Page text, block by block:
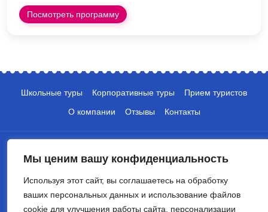
Мы ценим вашу конфиденциальность
Используя этот сайт, вы соглашаетесь на обработку
ваших персональных данных и использование файлов
cookie для улучшения работы сайта, персонализации
Посмотреть программу
Школьные туры Корпоративные туры
Прием туристов
О компании
Отзывы Контакты
+7 (495) 135-10-05